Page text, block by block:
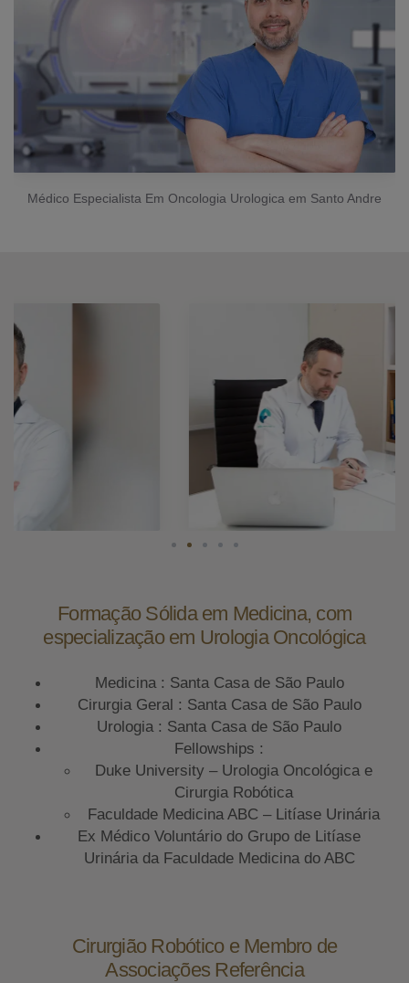
Médico Especialista Em Oncologia Urologica em Santo Andre
Formação Sólida em Medicina, com
especialização em Urologia Oncológica
Medicina : Santa Casa de São Paulo
Cirurgia Geral : Santa Casa de São Paulo
Urologia : Santa Casa de São Paulo
Fellowships :
Duke University – Urologia Oncológica e
Cirurgia Robótica
Faculdade Medicina ABC – Litíase Urinária
Ex Médico Voluntário do Grupo de Litíase
Urinária da Faculdade Medicina do ABC
Cirurgião Robótico e Membro de
Associações Referência